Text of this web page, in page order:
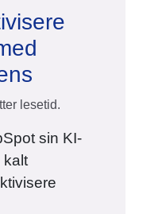
lesetid.
sin KI-
kalt